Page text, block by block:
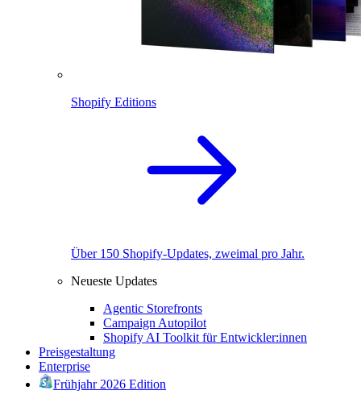
Shopify Editions
Über 150 Shopify-Updates, zweimal pro Jahr.
Neueste Updates
Agentic Storefronts
Campaign Autopilot
Shopify AI Toolkit für Entwickler:innen
Preisgestaltung
Enterprise
Frühjahr 2026 Edition